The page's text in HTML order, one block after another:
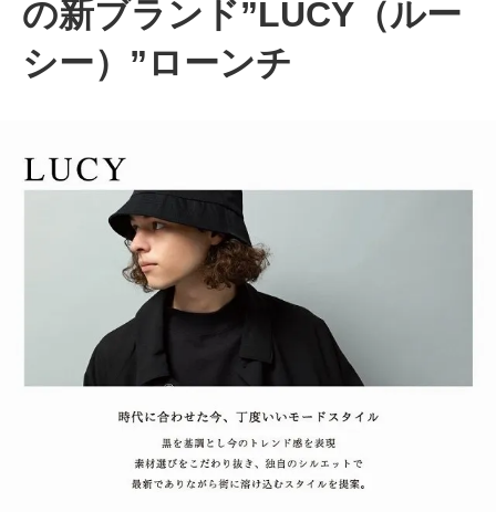
の新ブランド”LUCY（ルー
シー）”ローンチ